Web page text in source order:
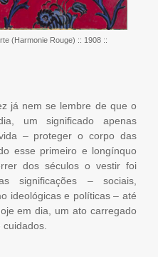
(Harmonie Rouge) :: 1908 ::
já nem se lembre de que o
um significado apenas
– proteger o corpo das
esse primeiro e longínquo
dos séculos o vestir foi
significações – sociais,
ideológicas e políticas – até
em dia, um ato carregado